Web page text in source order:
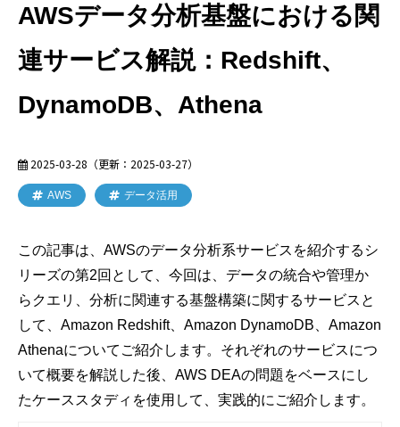
AWSデータ分析基盤における関
連サービス解説：Redshift、
DynamoDB、Athena
2025-03-28 （更新： 2025-03-27）
AWS データ活用
この記事は、AWSのデータ分析系サービスを紹介するシ
リーズの第2回として、今回は、データの統合や管理か
らクエリ、分析に関連する基盤構築に関するサービスと
して、Amazon Redshift、Amazon DynamoDB、Amazon
Athenaについてご紹介します。それぞれのサービスにつ
いて概要を解説した後、AWS DEAの問題をベースにし
たケーススタディを使用して、実践的にご紹介します。